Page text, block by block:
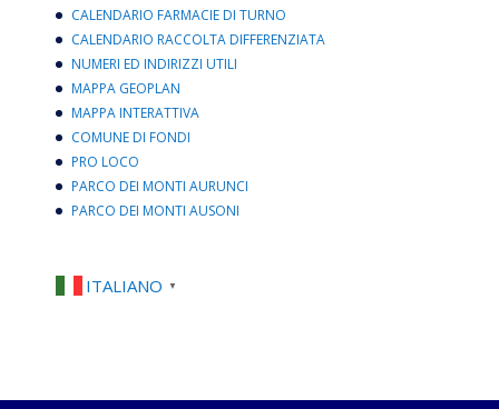
CALENDARIO FARMACIE DI TURNO
CALENDARIO RACCOLTA DIFFERENZIATA
NUMERI ED INDIRIZZI UTILI
MAPPA GEOPLAN
MAPPA INTERATTIVA
COMUNE DI FONDI
PRO LOCO
PARCO DEI MONTI AURUNCI
PARCO DEI MONTI AUSONI
ITALIANO ▼